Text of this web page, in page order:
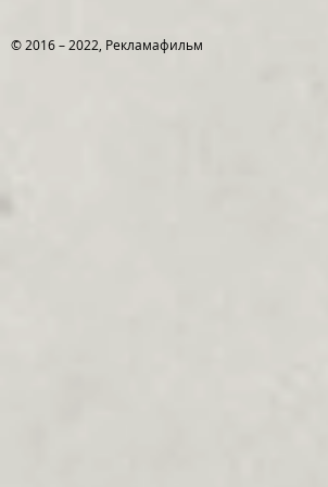
© 2016 – 2022, Рекламафильм